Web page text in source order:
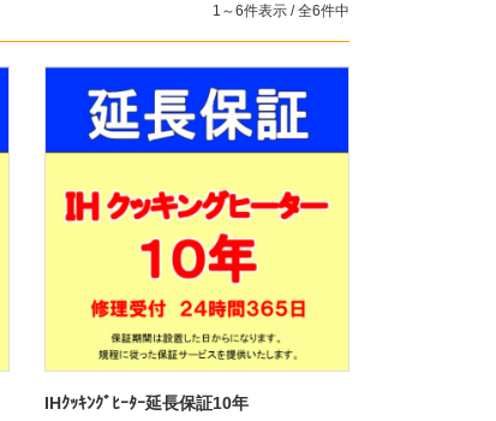
1～6件表示 / 全6件中
IHｸｯｷﾝｸﾞﾋｰﾀｰ延長保証10年